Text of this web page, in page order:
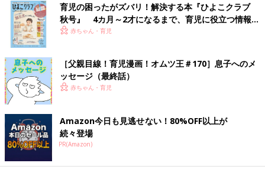
育児の困ったがズバリ！解決する本『ひよこクラブ
秋号』 4カ月～2才になるまで、育児に役立つ情報が
いっぱい！
赤ちゃん・育児
［父親目線！育児漫画！オムツ王＃170］息子へのメ
ッセージ（最終話）
赤ちゃん・育児
Amazon今日も見逃せない！80%OFF以上が
続々登場
PR(Amazon)